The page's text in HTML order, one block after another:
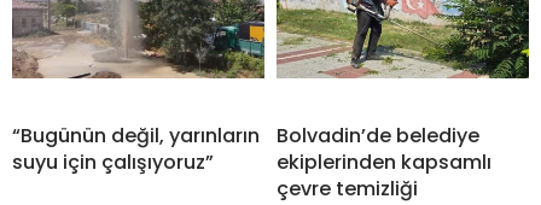
“Bugünün değil, yarınların
suyu için çalışıyoruz”
Bolvadin’de belediye
ekiplerinden kapsamlı
çevre temizliği